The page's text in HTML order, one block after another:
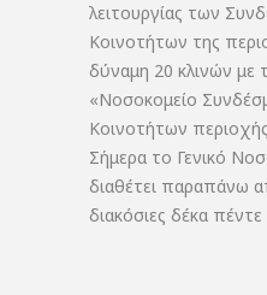
λειτουργίας των
Κοινοτήτων της
δύναμη 20 κλινών με
«Νοσοκομείο
Κοινοτήτων περιοχής
Σήμερα το Γενικό
διαθέτει παραπάνω
διακόσιες δέκα πέντε